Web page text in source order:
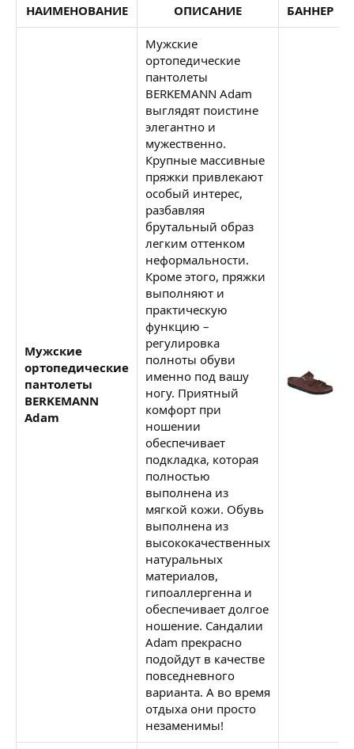
НАИМЕНОВАНИЕ ОПИСАНИЕ БАННЕР
Мужские
ортопедические
пантолеты
BERKEMANN
Adam
Мужские
ортопедические
пантолеты
BERKEMANN Adam
выглядят поистине
элегантно и
мужественно.
Крупные массивные
пряжки привлекают
особый интерес,
разбавляя
брутальный образ
легким оттенком
неформальности.
Кроме этого, пряжки
выполняют и
практическую
функцию –
регулировка
полноты обуви
именно под вашу
ногу. Приятный
комфорт при
ношении
обеспечивает
подкладка, которая
полностью
выполнена из
мягкой кожи. Обувь
выполнена из
высококачественных
натуральных
материалов,
гипоаллергенна и
обеспечивает долгое
ношение. Сандалии
Adam прекрасно
подойдут в качестве
повседневного
варианта. А во время
отдыха они просто
незаменимы!